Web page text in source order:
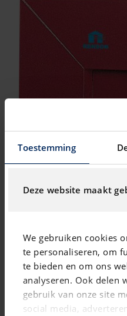
Toestemming
Deze website maakt
We gebruiken cookies
te personaliseren, om
te bieden en om ons
analyseren. Ook delen
gebruik van onze site
social media,